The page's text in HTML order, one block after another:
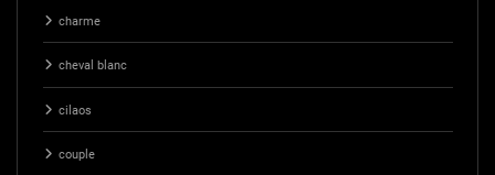
charme
cheval blanc
cilaos
couple